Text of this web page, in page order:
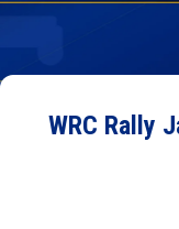
WRC Rally